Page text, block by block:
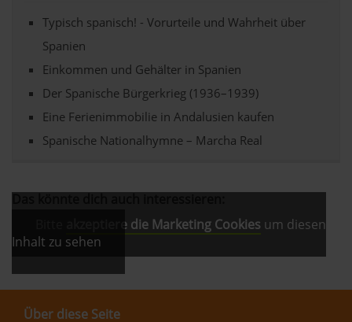
Typisch spanisch! - Vorurteile und Wahrheit über
Spanien
Einkommen und Gehälter in Spanien
Der Spanische Bürgerkrieg (1936–1939)
Eine Ferienimmobilie in Andalusien kaufen
Spanische Nationalhymne – Marcha Real
akzeptiere die Marketing Cookies um diesen
Inhalt zu sehen
Über diese Seite